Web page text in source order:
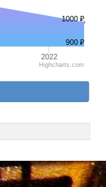
2022
1000 ₽
900 ₽
Highcharts.com